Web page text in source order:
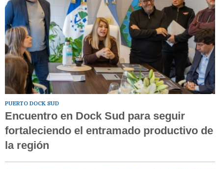
PUERTO DOCK SUD
Encuentro en Dock Sud para seguir
fortaleciendo el entramado productivo de
la región